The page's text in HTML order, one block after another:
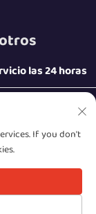
las 24 horas
Campers
If you don't